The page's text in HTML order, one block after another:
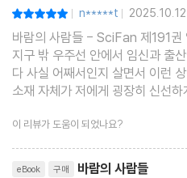
| n*****t | 2025.10.12
바람의 사람들 - SciFan 제191권
지구 밖 우주선 안에서 임신과 출
다 사실 어째서인지 살면서 이런
소재 자체가 저에게 굉장히 신선
이 리뷰가 도움이 되었나요?
eBook 구매 바람의 사람들